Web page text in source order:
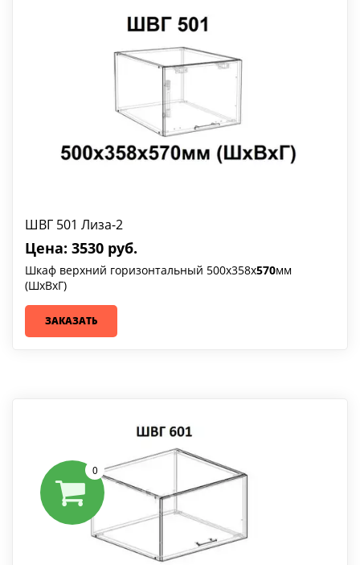
ШВГ 501 Лиза-2
Цена: 3530 руб.
Шкаф верхний горизонтальный 500х358х570мм
(ШхВхГ)
ЗАКАЗАТЬ
0